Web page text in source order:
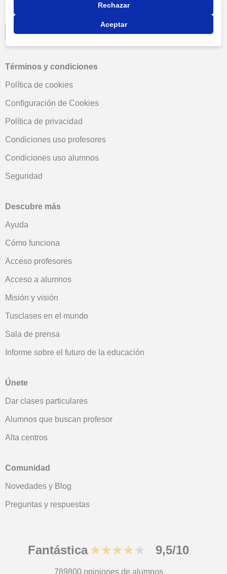
Términos y condiciones
Política de cookies
Configuración de Cookies
Política de privacidad
Condiciones uso profesores
Condiciones uso alumnos
Seguridad
Descubre más
Ayuda
Cómo funciona
Acceso profesores
Acceso a alumnos
Misión y visión
Tusclases en el mundo
Sala de prensa
Informe sobre el futuro de la educación
Únete
Dar clases particulares
Alumnos que buscan profesor
Alta centros
Comunidad
Novedades y Blog
Preguntas y respuestas
Fantástica ★★★★★ 9,5/10
789800 opiniones de alumnos
Rechazar
Aceptar